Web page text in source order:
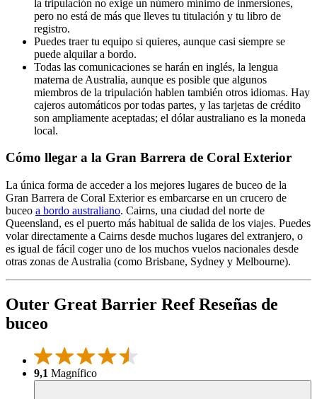
la tripulación no exige un número mínimo de inmersiones,
pero no está de más que lleves tu titulación y tu libro de
registro.
Puedes traer tu equipo si quieres, aunque casi siempre se
puede alquilar a bordo.
Todas las comunicaciones se harán en inglés, la lengua
materna de Australia, aunque es posible que algunos
miembros de la tripulación hablen también otros idiomas. Hay
cajeros automáticos por todas partes, y las tarjetas de crédito
son ampliamente aceptadas; el dólar australiano es la moneda
local.
Cómo llegar a la Gran Barrera de Coral Exterior
La única forma de acceder a los mejores lugares de buceo de la
Gran Barrera de Coral Exterior es embarcarse en un crucero de
buceo a bordo australiano. Cairns, una ciudad del norte de
Queensland, es el puerto más habitual de salida de los viajes. Puedes
volar directamente a Cairns desde muchos lugares del extranjero, o
es igual de fácil coger uno de los muchos vuelos nacionales desde
otras zonas de Australia (como Brisbane, Sydney y Melbourne).
Outer Great Barrier Reef Reseñas de
buceo
9,1 Magnífico